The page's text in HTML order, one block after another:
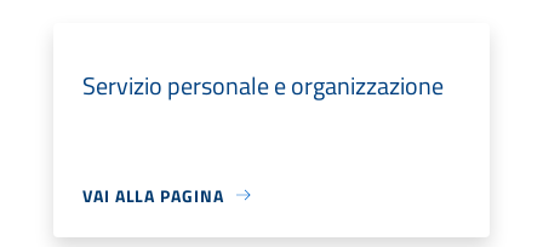
Servizio personale e organizzazione
VAI ALLA PAGINA